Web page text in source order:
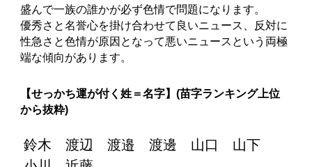
盛んで一族の誰かが必ず色情で問題になります。
優秀さと名誉心を掛け合わせて良いニュース、反対に
性急さと色情が原因となって悪いニュースという両極
端な傾向があります。
【せっかち運が付く姓＝名字】(苗字ランキング上位
から抜粋)
鈴木 渡辺 渡邉 渡邊 山口 山下